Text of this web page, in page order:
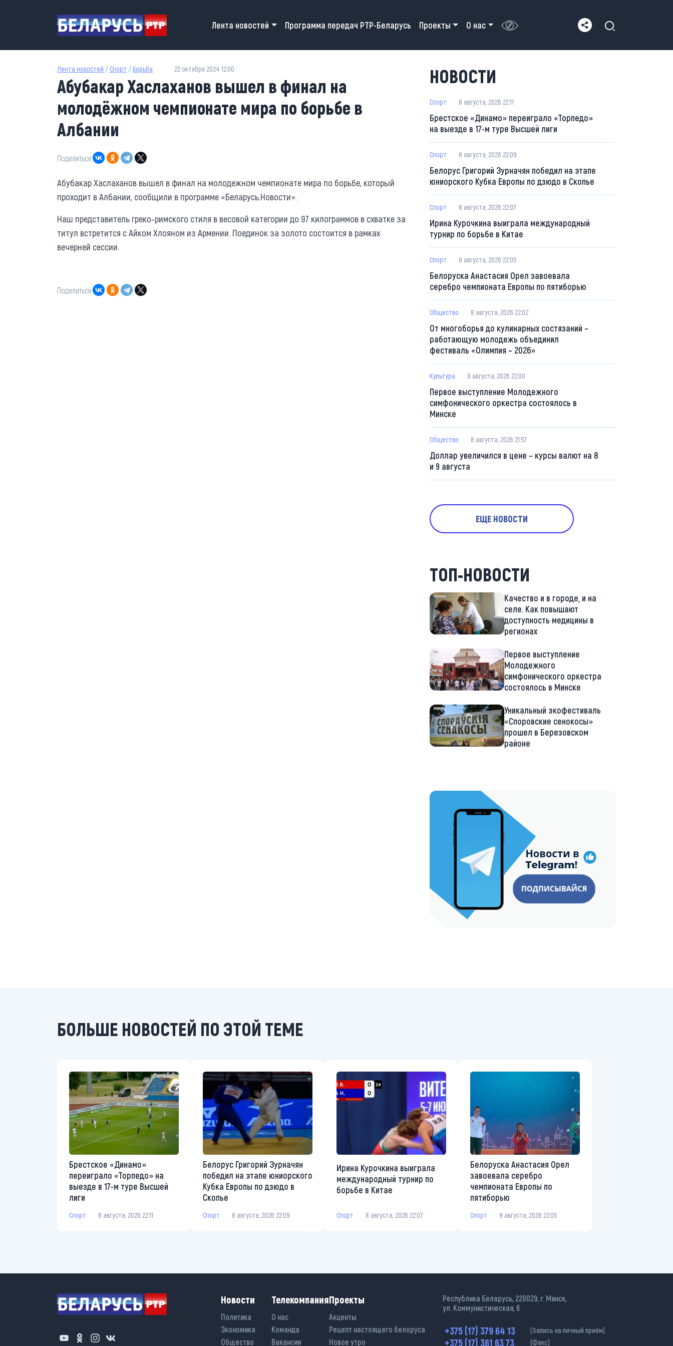
Main navigation
Лента новостей Программа передач РТР-Беларусь Проекты О нас
Лента новостей / Спорт / Борьба 22 октября 2024 12:00
Абубакар Хаслаханов вышел в финал на
молодёжном чемпионате мира по борьбе в
Албании
Поделиться:
Абубакар Хаслаханов вышел в финал на молодежном чемпионате мира по борьбе, который
проходит в Албании, сообщили в программе «Беларусь.Новости».
Наш представитель греко-римского стиля в весовой категории до 97 килограммов в схватке за
титул встретится с Айком Хлояном из Армении. Поединок за золото состоится в рамках
вечерней сессии.
Поделиться:
НОВОСТИ
Спорт 8 августа, 2026 22:11
Брестское «Динамо» переиграло «Торпедо»
на выезде в 17-м туре Высшей лиги
Спорт 8 августа, 2026 22:09
Белорус Григорий Зурначян победил на этапе
юниорского Кубка Европы по дзюдо в Скопье
Спорт 8 августа, 2026 22:07
Ирина Курочкина выиграла международный
турнир по борьбе в Китае
Спорт 8 августа, 2026 22:05
Белоруска Анастасия Орел завоевала
серебро чемпионата Европы по пятиборью
Общество 8 августа, 2026 22:02
От многоборья до кулинарных состязаний –
работающую молодежь объединил
фестиваль «Олимпия – 2026»
Культура 8 августа, 2026 22:00
Первое выступление Молодежного
симфонического оркестра состоялось в
Минске
Общество 8 августа, 2026 21:57
Доллар увеличился в цене – курсы валют на 8
и 9 августа
ЕЩЕ НОВОСТИ
ТОП-НОВОСТИ
Качество и в городе, и на
селе. Как повышают
доступность медицины в
регионах
Первое выступление
Молодежного
симфонического оркестра
состоялось в Минске
Уникальный экофестиваль
«Споровские сенокосы»
прошел в Березовском
районе
https://t.me/minskctvby
БОЛЬШЕ НОВОСТЕЙ ПО ЭТОЙ ТЕМЕ
Брестское «Динамо»
переиграло «Торпедо» на
выезде в 17-м туре Высшей
лиги
Спорт 8 августа, 2026 22:11
Белорус Григорий Зурначян
победил на этапе юниорского
Кубка Европы по дзюдо в
Скопье
Спорт 8 августа, 2026 22:09
Ирина Курочкина выиграла
международный турнир по
борьбе в Китае
Спорт 8 августа, 2026 22:07
Белоруска Анастасия Орел
завоевала серебро
чемпионата Европы по
пятиборью
Спорт 8 августа, 2026 22:05
Новости
Политика
Экономика
Общество
Телекомпания
О нас
Команда
Вакансии
Проекты
Акценты
Рецепт настоящего белоруса
Новое утро
Республика Беларусь, 220029, г. Минск,
ул. Коммунистическая, 6
+375 (17) 379 64 13 (Запись на личный приём)
+375 (17) 361 63 73 (Факс)